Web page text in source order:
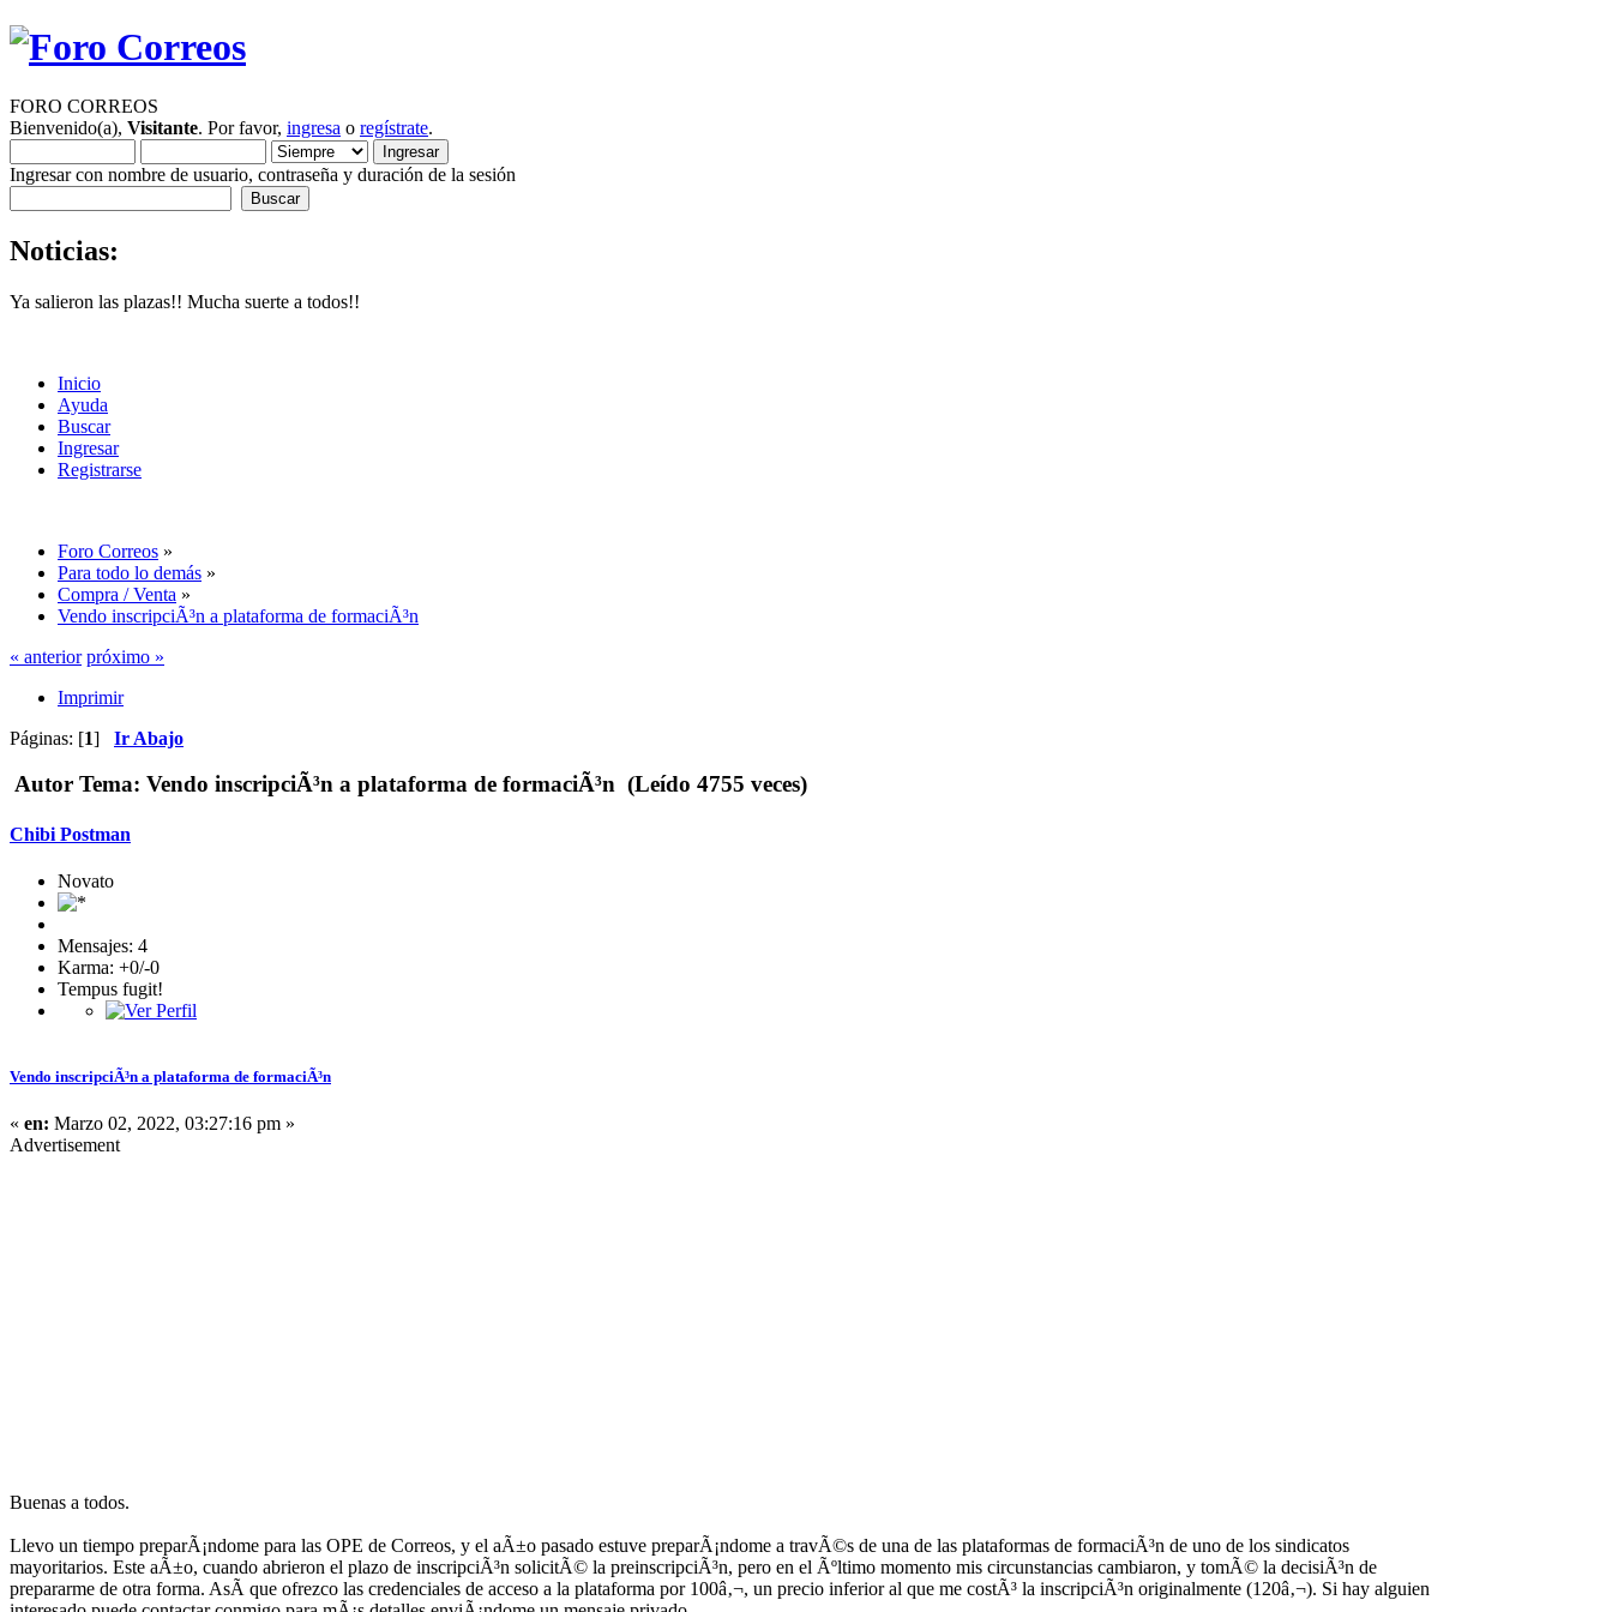
FORO CORREOS
Bienvenido(a), Visitante. Por favor, ingresa o regístrate.
Ingresar con nombre de usuario, contraseña y duración de la sesión
Noticias:
Ya salieron las plazas!! Mucha suerte a todos!!
Inicio
Ayuda
Buscar
Ingresar
Registrarse
Foro Correos »
Para todo lo demás »
Compra / Venta »
Vendo inscripciÃ³n a plataforma de formaciÃ³n
« anterior próximo »
Imprimir
Páginas: [1] Ir Abajo
Autor Tema: Vendo inscripciÃ³n a plataforma de formaciÃ³n (Leído 4755 veces)
Chibi Postman
Novato
Mensajes: 4
Karma: +0/-0
Tempus fugit!
Vendo inscripciÃ³n a plataforma de formaciÃ³n
« en: Marzo 02, 2022, 03:27:16 pm »
Advertisement
Buenas a todos.
Llevo un tiempo preparÃ¡ndome para las OPE de Correos, y el aÃ±o pasado estuve preparÃ¡ndome a travÃ©s de una de las plataformas de formaciÃ³n de uno de los sindicatos
mayoritarios. Este aÃ±o, cuando abrieron el plazo de inscripciÃ³n solicitÃ© la preinscripciÃ³n, pero en el Ãºltimo momento mis circunstancias cambiaron, y tomÃ© la decisiÃ³n de
prepararme de otra forma. AsÃ­ que ofrezco las credenciales de acceso a la plataforma por 100â‚¬, un precio inferior al que me costÃ³ la inscripciÃ³n originalmente (120â‚¬). Si hay alguien